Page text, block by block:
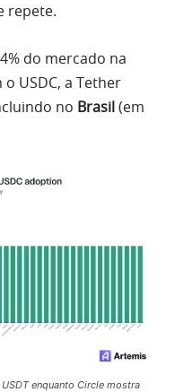
repete.
do mercado na
o USDC, a Tether
no Brasil(em
enquanto Circle mostra